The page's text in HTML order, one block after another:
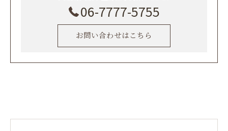
06-7777-5755
お問い合わせはこちら